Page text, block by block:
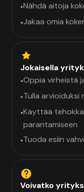
•Nähdä aitoja
•Jakaa omia
Jokaisella
•Oppia virheistä
•Tulla arvioiduksi
•Käyttää
parantamiseen
•Tuoda esiin
Voivatko